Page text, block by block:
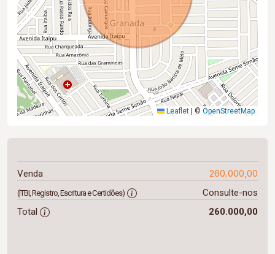
Leaflet © OpenStreetMap
Venda 260.000,00
(ITBI, Registro, Escritura e Certidões)
Consulte-nos
Total
260.000,00